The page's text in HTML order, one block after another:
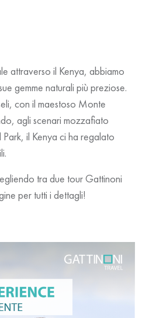
attraverso il Kenya, abbiamo
gemme naturali più preziose.
, con il maestoso Monte
agli scenari mozzafiato
, il Kenya ci ha regalato
tra due tour Gattinoni
per tutti i dettagli!